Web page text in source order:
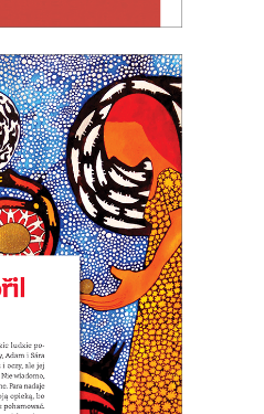
20 maja 2026
32.49zł
KOSZYKA